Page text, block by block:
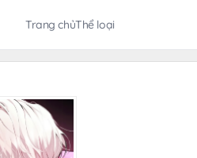
Trang chủThể loại